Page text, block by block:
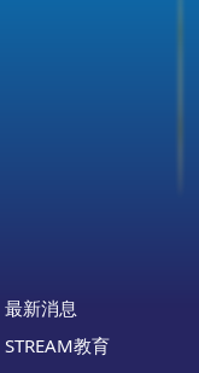
最新消息
STREAM教育